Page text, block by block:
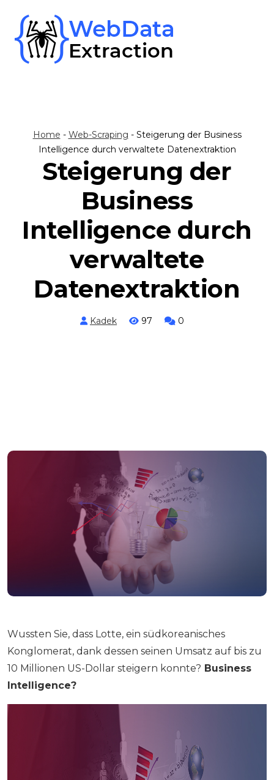
content
Home - Web-Scraping - Steigerung der Business
Intelligence durch verwaltete Datenextraktion
Steigerung der
Business
Intelligence durch
verwaltete
Datenextraktion
Kadek 97 0
Wussten Sie, dass Lotte, ein südkoreanisches
Konglomerat, dank dessen seinen Umsatz auf bis zu
10 Millionen US-Dollar steigern konnte? Business
Intelligence?